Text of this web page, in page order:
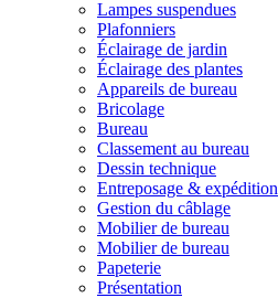
Lampes suspendues
Plafonniers
Éclairage de jardin
Éclairage des plantes
Appareils de bureau
Bricolage
Bureau
Classement au bureau
Dessin technique
Entreposage & expédition
Gestion du câblage
Mobilier de bureau
Mobilier de bureau
Papeterie
Présentation